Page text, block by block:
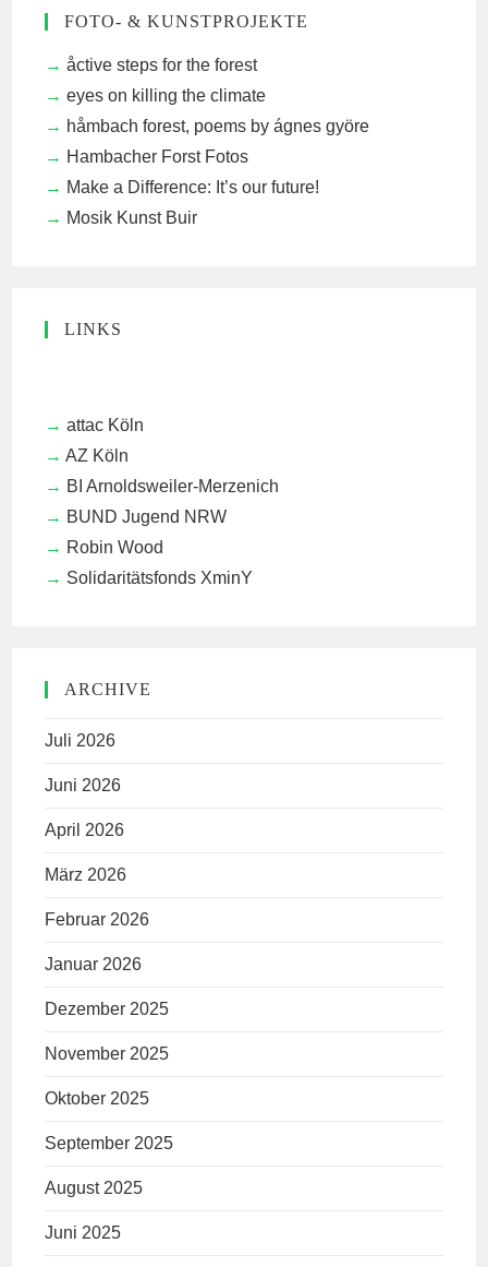
FOTO- & KUNSTPROJEKTE
åctive steps for the forest
eyes on killing the climate
håmbach forest, poems by ágnes györe
Hambacher Forst Fotos
Make a Difference: It’s our future!
Mosik Kunst Buir
LINKS
attac Köln
AZ Köln
BI Arnoldsweiler-Merzenich
BUND Jugend NRW
Robin Wood
Solidaritätsfonds XminY
ARCHIVE
Juli 2026
Juni 2026
April 2026
März 2026
Februar 2026
Januar 2026
Dezember 2025
November 2025
Oktober 2025
September 2025
August 2025
Juni 2025